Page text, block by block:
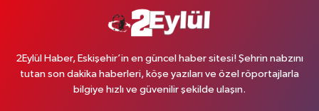
2Eylül Haber, Eskişehir’in en güncel haber sitesi! Şehrin nabzını
tutan son dakika haberleri, köşe yazıları ve özel röportajlarla
bilgiye hızlı ve güvenilir şekilde ulaşın.